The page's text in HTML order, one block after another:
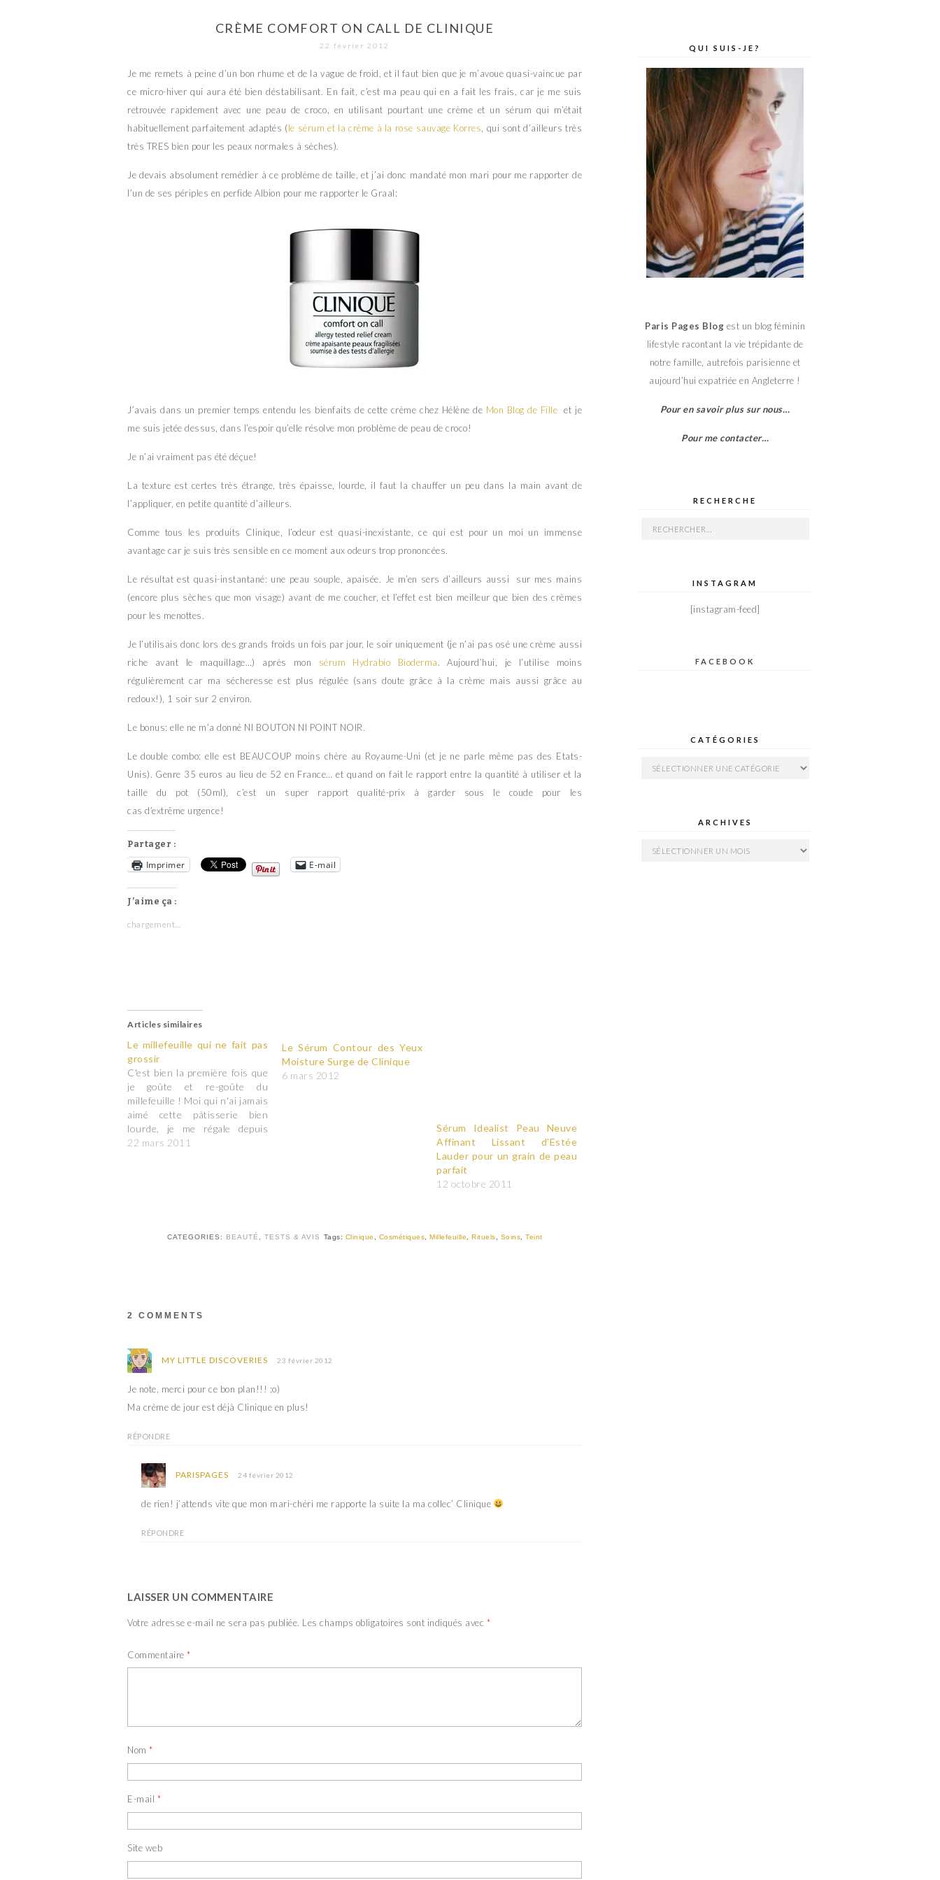
CRÈME COMFORT ON CALL DE CLINIQUE
22 février 2012
Je me remets à peine d’un bon rhume et de la vague de froid, et il faut bien que je m’avoue quasi-vaincue par
ce micro-hiver qui aura été bien déstabilisant. En fait, c’est ma peau qui en a fait les frais, car je me suis
retrouvée rapidement avec une peau de croco, en utilisant pourtant une crème et un sérum qui m’était
habituellement parfaitement adaptés (le sérum et la crème à la rose sauvage Korres , qui sont d’ailleurs très
très TRES bien pour les peaux normales à sèches).
Je devais absolument remédier à ce problème de taille, et j’ai donc mandaté mon mari pour me rapporter de
l’un de ses périples en perfide Albion pour me rapporter le Graal:
J’avais dans un premier temps entendu les bienfaits de cette crème chez Hélène de Mon Blog de Fille et je
me suis jetée dessus, dans l’espoir qu’elle résolve mon problème de peau de croco!
Je n’ai vraiment pas été déçue!
La texture est certes très étrange, très épaisse, lourde, il faut la chauffer un peu dans la main avant de
l’appliquer, en petite quantité d’ailleurs.
Comme tous les produits Clinique, l’odeur est quasi-inexistante, ce qui est pour un moi un immense
avantage car je suis très sensible en ce moment aux odeurs trop prononcées.
Le résultat est quasi-instantané: une peau souple, apaisée. Je m’en sers d’ailleurs aussi sur mes mains
(encore plus sèches que mon visage) avant de me coucher, et l’effet est bien meilleur que bien des crèmes
pour les menottes.
Je l’utilisais donc lors des grands froids un fois par jour, le soir uniquement (je n’ai pas osé une crème aussi
riche avant le maquillage…) après mon sérum Hydrabio Bioderma. Aujourd’hui, je l’utilise moins
régulièrement car ma sécheresse est plus régulée (sans doute grâce à la crème mais aussi grâce au
redoux!), 1 soir sur 2 environ.
Le bonus: elle ne m’a donné NI BOUTON NI POINT NOIR.
Le double combo: elle est BEAUCOUP moins chère au Royaume-Uni (et je ne parle même pas des Etats-
Unis). Genre 35 euros au lieu de 52 en France… et quand on fait le rapport entre la quantité à utiliser et la
taille du pot (50ml), c’est un super rapport qualité-prix à garder sous le coude pour les
cas d’extrême urgence!
Partager :
Imprimer E-mail
J’aime ça :
chargement…
Articles similaires
Le millefeuille qui ne fait pas
grossir
C'est bien la première fois que
je goûte et re-goûte du
millefeuille ! Moi qui n'ai jamais
aimé cette pâtisserie bien
lourde, je me régale depuis
quelques mois grâce à Sonia.
22 mars 2011
Le Sérum Contour des Yeux
Moisture Surge de Clinique
6 mars 2012
Sérum Idealist Peau Neuve
Affinant Lissant d’Estée
Lauder pour un grain de peau
parfait
12 octobre 2011
CATEGORIES: BEAUTÉ TESTS & AVIS Tags: Clinique Cosmétiques Millefeuille Rituels Soins Teint
2 COMMENTS
MY LITTLE DISCOVERIES 23 février 2012
Je note, merci pour ce bon plan!!! ;o)
Ma crème de jour est déjà Clinique en plus!
RÉPONDRE
PARISPAGES 24 février 2012
de rien! j’attends vite que mon mari-chéri me rapporte la suite la ma collec’ Clinique
RÉPONDRE
LAISSER UN COMMENTAIRE
Votre adresse e-mail ne sera pas publiée. Les champs obligatoires sont indiqués avec *
Commentaire *
Nom *
E-mail *
Site web
QUI SUIS-JE?
Paris Pages Blog est un blog féminin
lifestyle racontant la vie trépidante de
notre famille, autrefois parisienne et
aujourd’hui expatriée en Angleterre !
Pour en savoir plus sur nous…
Pour me contacter…
RECHERCHE
Rechercher :
INSTAGRAM
[instagram-feed]
FACEBOOK
CATÉGORIES
Catégories
ARCHIVES
Archives